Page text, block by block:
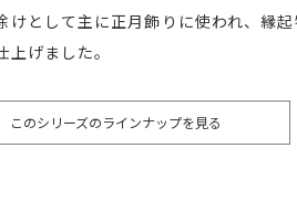
として主に正月飾りに使われ、縁起
げました。
このシリーズのラインナップを見る